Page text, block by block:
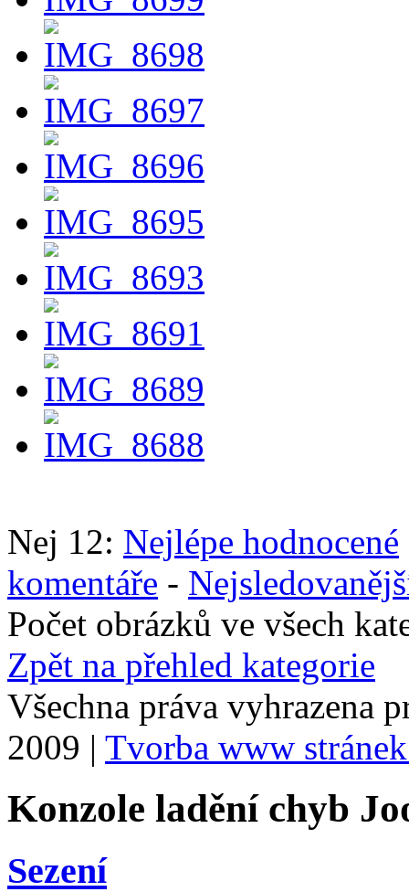
Nej 12: Nejlépe hodnocené
komentáře -
Počet obrázků ve všech
Zpět na přehled kategorie
Všechna práva vyhrazena
2009 | Tvorba www
Konzole ladění chyb
Sezení